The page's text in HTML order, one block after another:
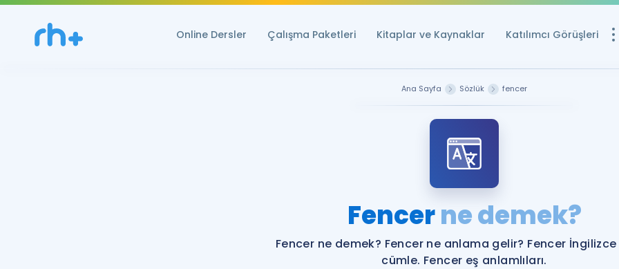
Online Dersler Çalışma Paketleri Kitaplar ve Kaynaklar Katılımcı Görüşleri
YDS ve YÖKDİL
Rehberlik Aracı
YDS ve YÖKDİL'e
Ana Sayfa Sözlük fencer
Fencerne demek?
Fencer ne demek? Fencer ne anlama gelir? Fencer
cümle. Fencer eş anlamlıları.